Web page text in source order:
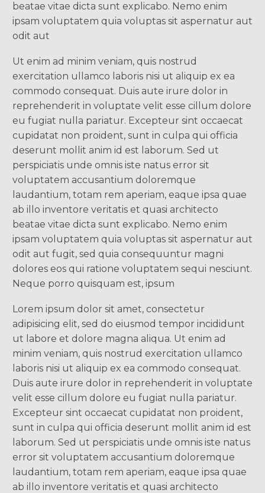
beatae vitae dicta sunt explicabo. Nemo enim
ipsam voluptatem quia voluptas sit aspernatur aut
odit aut
Ut enim ad minim veniam, quis nostrud
exercitation ullamco laboris nisi ut aliquip ex ea
commodo consequat. Duis aute irure dolor in
reprehenderit in voluptate velit esse cillum dolore
eu fugiat nulla pariatur. Excepteur sint occaecat
cupidatat non proident, sunt in culpa qui officia
deserunt mollit anim id est laborum. Sed ut
perspiciatis unde omnis iste natus error sit
voluptatem accusantium doloremque
laudantium, totam rem aperiam, eaque ipsa quae
ab illo inventore veritatis et quasi architecto
beatae vitae dicta sunt explicabo. Nemo enim
ipsam voluptatem quia voluptas sit aspernatur aut
odit aut fugit, sed quia consequuntur magni
dolores eos qui ratione voluptatem sequi nesciunt.
Neque porro quisquam est, ipsum
Lorem ipsum dolor sit amet, consectetur
adipisicing elit, sed do eiusmod tempor incididunt
ut labore et dolore magna aliqua. Ut enim ad
minim veniam, quis nostrud exercitation ullamco
laboris nisi ut aliquip ex ea commodo consequat.
Duis aute irure dolor in reprehenderit in voluptate
velit esse cillum dolore eu fugiat nulla pariatur.
Excepteur sint occaecat cupidatat non proident,
sunt in culpa qui officia deserunt mollit anim id est
laborum. Sed ut perspiciatis unde omnis iste natus
error sit voluptatem accusantium doloremque
laudantium, totam rem aperiam, eaque ipsa quae
ab illo inventore veritatis et quasi architecto